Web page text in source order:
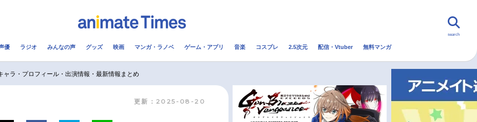
2.5次元 配信・Vtuber トレンド 無料マンガ
search
優 ラジオ みんなの声 グッズ 映画 マンガ・ラノベ ゲーム・アプリ 音楽 コスプレ 2.5次元 配信・Vtuber 無料マンガ
ャラ・プロフィール・出演情報・最新情報まとめ
更新：2025-08-20